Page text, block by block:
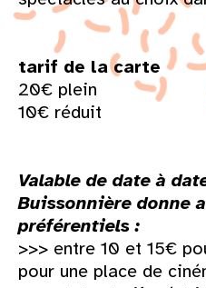
tarif de la carte
20€ plein
10€ réduit
Valable de date à
Buissonnière donne
préférentiels :
>>> entre 10 et 15€
pour une place de